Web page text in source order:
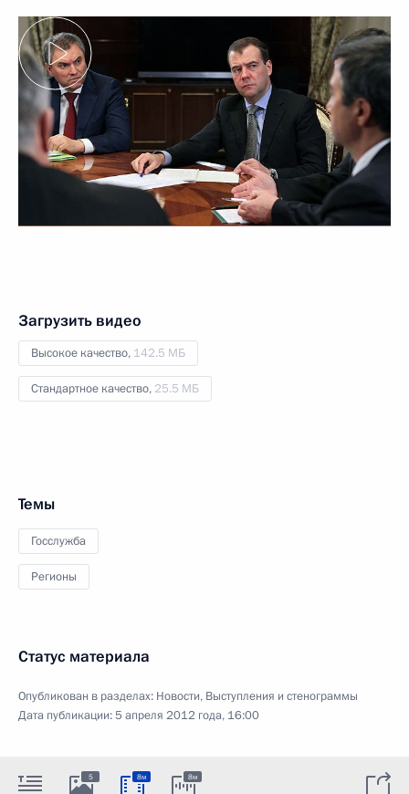
Загрузить видео
Высокое качество, 142.5 МБ
Стандартное качество, 25.5 МБ
Темы
Госслужба
Регионы
Статус материала
Опубликован в разделах: Новости, Выступления и стенограммы
Дата публикации:5 апреля 2012 года, 16:00
5 8м 8м